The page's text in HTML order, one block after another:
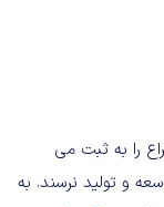
را به ثبت می
و تولید نرسند. به